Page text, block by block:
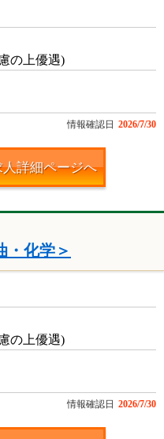
の上優遇)
情報確認日 2026/7/30
人詳細ページへ
・化学＞
の上優遇)
情報確認日 2026/7/30